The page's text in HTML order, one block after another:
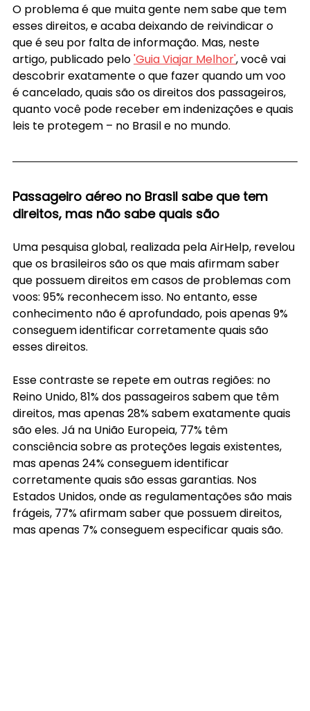
O problema é que muita gente nem sabe que tem
esses direitos, e acaba deixando de reivindicar o
que é seu por falta de informação. Mas, neste
artigo, publicado pelo 'Guia Viajar Melhor', você vai
descobrir exatamente o que fazer quando um voo
é cancelado, quais são os direitos dos passageiros,
quanto você pode receber em indenizações e quais
leis te protegem – no Brasil e no mundo.
Passageiro aéreo no Brasil sabe que tem
direitos, mas não sabe quais são
Uma pesquisa global, realizada pela AirHelp, revelou
que os brasileiros são os que mais afirmam saber
que possuem direitos em casos de problemas com
voos: 95% reconhecem isso. No entanto, esse
conhecimento não é aprofundado, pois apenas 9%
conseguem identificar corretamente quais são
esses direitos.
Esse contraste se repete em outras regiões: no
Reino Unido, 81% dos passageiros sabem que têm
direitos, mas apenas 28% sabem exatamente quais
são eles. Já na União Europeia, 77% têm
consciência sobre as proteções legais existentes,
mas apenas 24% conseguem identificar
corretamente quais são essas garantias. Nos
Estados Unidos, onde as regulamentações são mais
frágeis, 77% afirmam saber que possuem direitos,
mas apenas 7% conseguem especificar quais são.